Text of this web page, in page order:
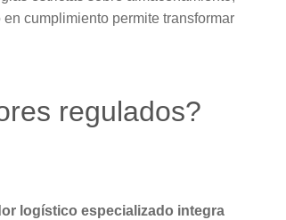
cumplimiento permite transformar
regulados?
logístico especializado integra